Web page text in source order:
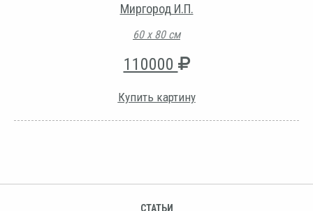
Миргород И.П.
60 х 80 см
110000
Купить картину
СТАТЬИ